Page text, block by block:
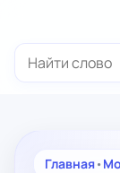
содержимому
Поиск:
Главная•